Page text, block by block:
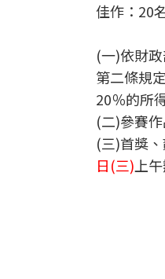
佳作：20
(一)依財
第二條規
20％的所
(二)參賽
(三)首獎
日(三) 上